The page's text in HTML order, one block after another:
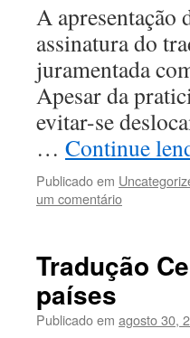
A apresentação
assinatura do
juramentada
Apesar da
evitar-se
… Continue
Publicado em
um comentário
Tradução
países
Publicado em agosto 30,